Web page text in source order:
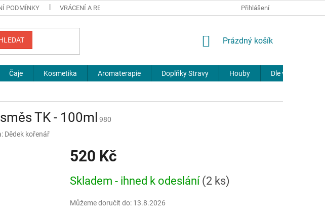
PODMÍNKY VRÁCENÍ A REKLAMACE JOURNAL
Přihlášení
NÁKUPNÍ
Prázdný košík
Čaje Kosmetika Aromaterapie Doplňky Stravy Houby Dle výrobců
TK - 100ml
980
Dědek kořenář
520 Kč
cena:
Skladem - ihned k odeslání (2 ks)
Můžeme doručit do: 13.8.2026